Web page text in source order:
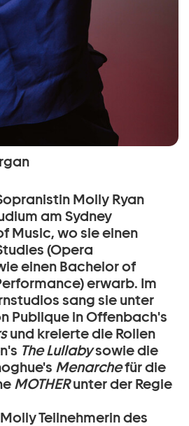
Molly Ryan
am Sydney
Music, wo sie einen
(Opera
einen Bachelor of
erwarb. Im
sang sie unter
Publique in Offenbach's
und kreierte die Rollen
The Lullabysowie die
Menarchefür die
MOTHERunter der Regie
Teilnehmerin des